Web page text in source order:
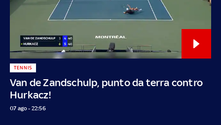
Van de Zandschulp, punto da terra contro
Hurkacz!
TENNIS
07 ago - 22:56